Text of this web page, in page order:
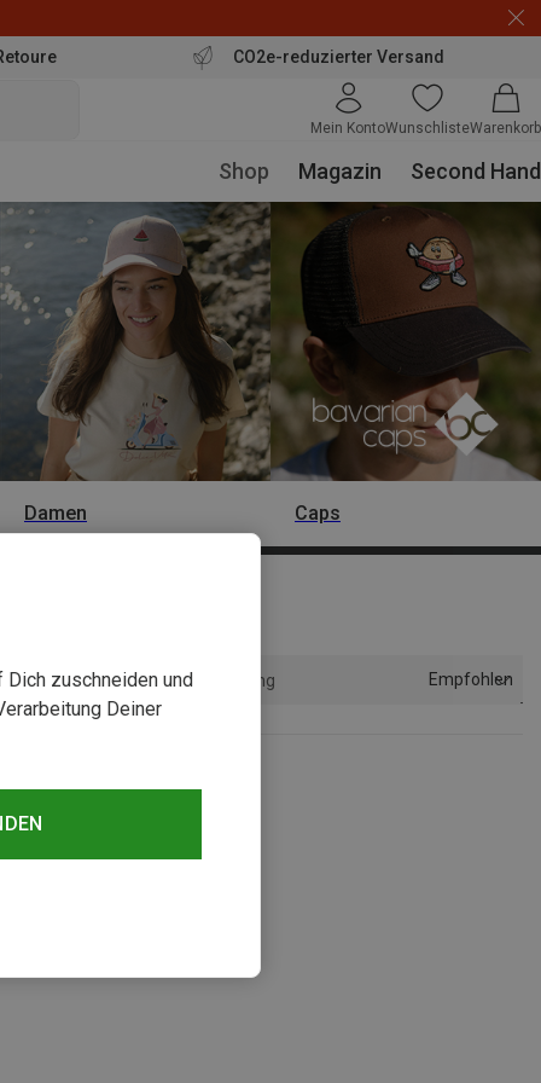
CO2e-reduzierter Versand
Mein KontoWunschlisteWarenkorb
Shop Magazin Second Hand
Damen Caps
Sortierung Empfohlen
zuschneiden und
Deiner